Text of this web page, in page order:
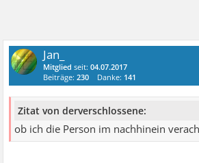
Jan_
Mitglied seit:04.07.2017
Beiträge:230 Danke: 141
Zitat von derverschlossene:
ob ich die Person im nachhinein